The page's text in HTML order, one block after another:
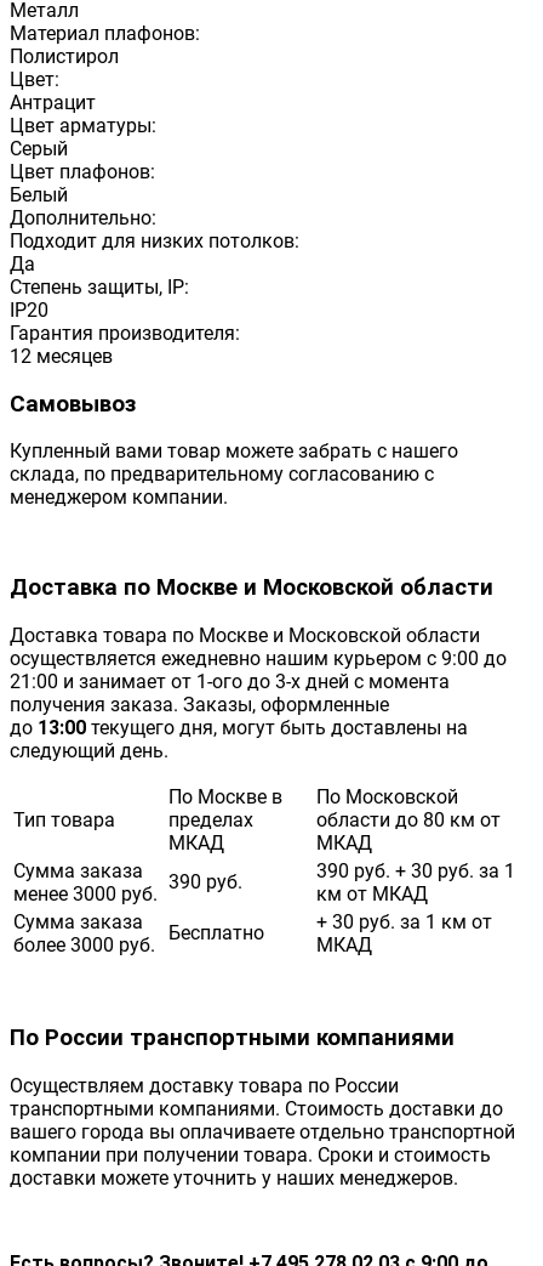
Металл
Материал плафонов:
Полистирол
Цвет:
Антрацит
Цвет арматуры:
Серый
Цвет плафонов:
Белый
Дополнительно:
Подходит для низких потолков:
Да
Степень защиты, IP:
IP20
Гарантия производителя:
12 месяцев
Самовывоз
Купленный вами товар можете забрать с нашего
склада, по предварительному согласованию с
менеджером компании.
Доставка по Москве и Московской области
Доставка товара по Москве и Московской области
осуществляется ежедневно нашим курьером с 9:00 до
21:00 и занимает от 1-ого до 3-х дней с момента
получения заказа. Заказы, оформленные
до 13:00 текущего дня, могут быть доставлены на
следующий день.
Тип товара
По Москве в
пределах
МКАД
По Московской
области до 80 км от
МКАД
Сумма заказа
менее 3000 руб.
390 руб.
390 руб. + 30 руб. за 1
км от МКАД
Сумма заказа
более 3000 руб.
Бесплатно
+ 30 руб. за 1 км от
МКАД
По России транспортными компаниями
Осуществляем доставку товара по России
транспортными компаниями. Стоимость доставки до
вашего города вы оплачиваете отдельно транспортной
компании при получении товара. Сроки и стоимость
доставки можете уточнить у наших менеджеров.